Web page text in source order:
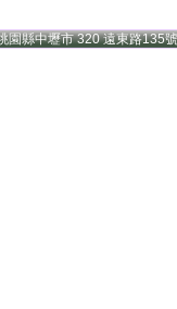
縣中壢市 320 遠東路135